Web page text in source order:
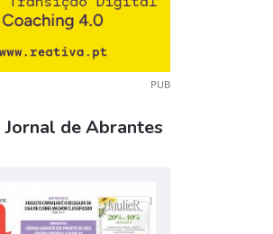
PUB
Jornal de Abrantes